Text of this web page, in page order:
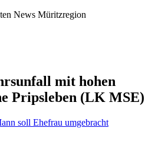
mit hohen
Pripsleben (LK MSE)